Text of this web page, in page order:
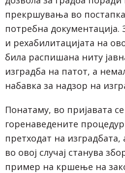
прекршувања во
потребна документација.
и рехабилитацијата на
била распишана ниту
изградба на патот, а
набавка за надзор на
Понатаму, во пријавата
горенаведените
претходат на
во овој случај станува
пример на кршење на